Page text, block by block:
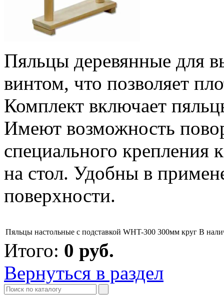
Пяльцы деревянные для
винтом, что позволяет
Комплект включает
Имеют возможность
специального крепления
на стол. Удобны в
поверхности.
Пяльцы настольные с подставкой WHT-300 300мм круг В
Итого: 0 руб.
Вернуться в раздел